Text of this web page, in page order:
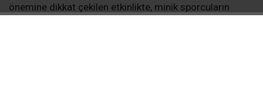
önemine dikkat çekilen etkinlikte, minik sporcuların